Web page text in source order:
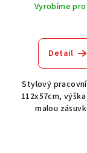
Vyrobíme pro
Detail
Stylový
112x57cm,
malou